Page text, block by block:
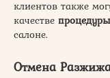
клиентов также
качестве процедуры
салоне.
Отмена